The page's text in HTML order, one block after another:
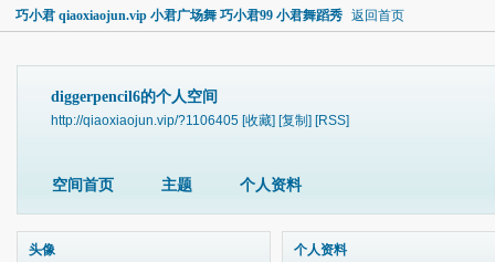
巧小君 qiaoxiaojun.vip 小君广场舞 巧小君99 小君舞蹈秀 返回首页
diggerpencil6的个人空间
http://qiaoxiaojun.vip/?1106405 [收藏] [复制] [RSS]
空间首页 主题 个人资料
头像 个人资料